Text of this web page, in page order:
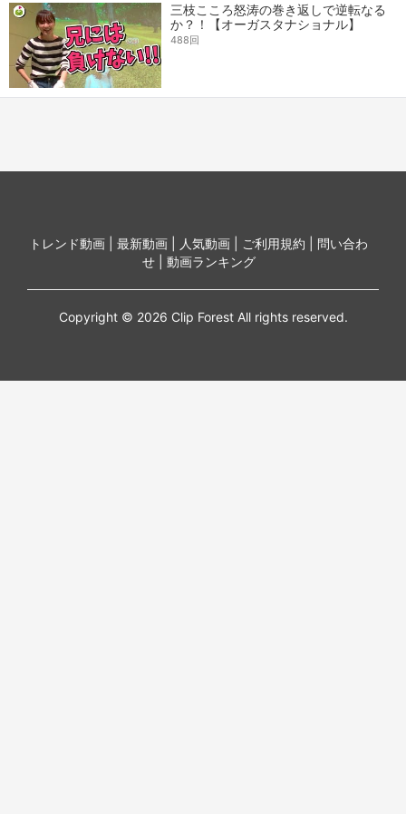
三枝こころ怒涛の巻き返しで逆転なる
か？！【オーガスタナショナル】
488回
トレンド動画 | 最新動画 | 人気動画 | ご利用規約 | 問い合わ
せ | 動画ランキング
Copyright © 2026 Clip Forest All rights reserved.